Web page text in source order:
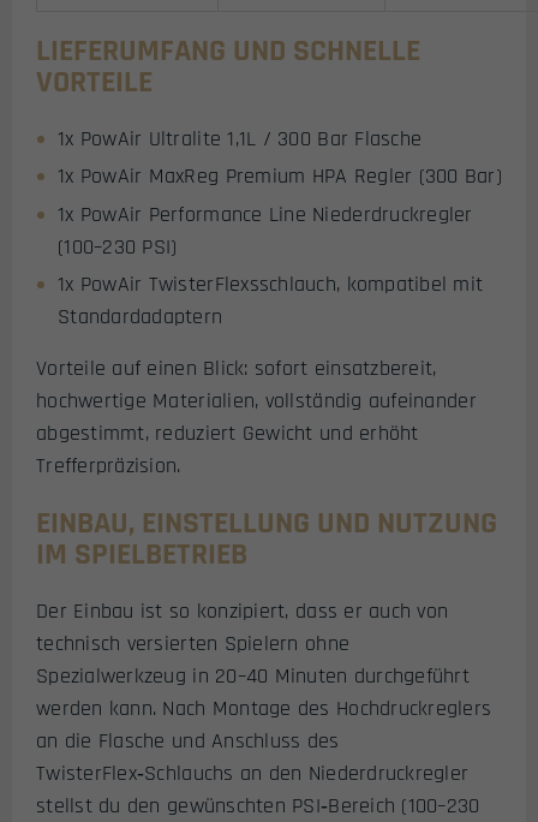
LIEFERUMFANG UND SCHNELLE
VORTEILE
1x PowAir Ultralite 1,1L / 300 Bar Flasche
1x PowAir MaxReg Premium HPA Regler (300 Bar)
1x PowAir Performance Line Niederdruckregler
(100–230 PSI)
1x PowAir TwisterFlexsschlauch, kompatibel mit
Standardadaptern
Vorteile auf einen Blick: sofort einsatzbereit,
hochwertige Materialien, vollständig aufeinander
abgestimmt, reduziert Gewicht und erhöht
Trefferpräzision.
EINBAU, EINSTELLUNG UND NUTZUNG
IM SPIELBETRIEB
Der Einbau ist so konzipiert, dass er auch von
technisch versierten Spielern ohne
Spezialwerkzeug in 20–40 Minuten durchgeführt
werden kann. Nach Montage des Hochdruckreglers
an die Flasche und Anschluss des
TwisterFlex‑Schlauchs an den Niederdruckregler
stellst du den gewünschten PSI‑Bereich (100–230